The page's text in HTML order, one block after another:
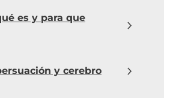
es y para que
y cerebro